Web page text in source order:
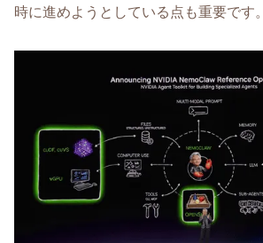
時に進めようとしている点も重要です。